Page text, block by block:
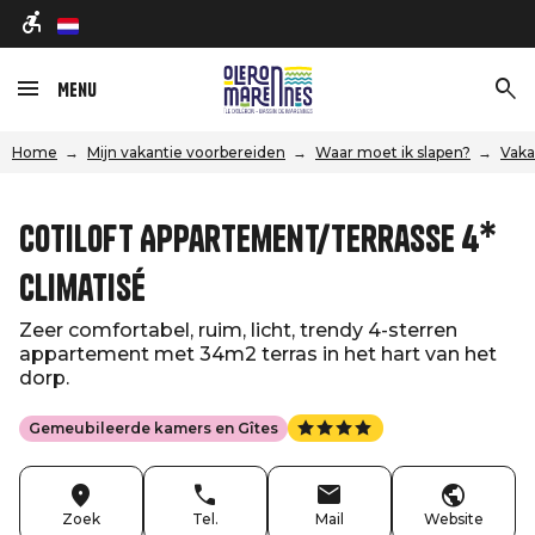
nl
Menu
Home Mijn vakantie voorbereiden Waar moet ik slapen?
CotiLoft Appartement/Terrasse 4*
climatisé
Zeer comfortabel, ruim, licht, trendy 4-sterren
appartement met 34m2 terras in het hart van het
dorp.
Gemeubileerde kamers en Gîtes
Zoek Tel. Mail Website